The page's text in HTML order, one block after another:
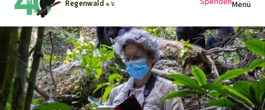
Regenwald e. V. Menü
Petitionen
Projekte
Ihre Spende hilft
Allgemeine Spende